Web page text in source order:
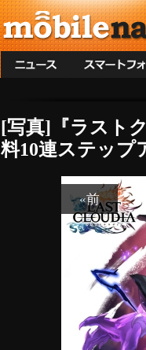
[写真]『ラスト
料10連ステップ
«前